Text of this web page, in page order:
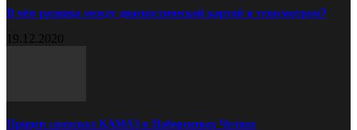
В чём разница между диагностической картой и техосмотром?
19.12.2020
Прицеп самосвал КАМАЗ в Набережных Челнах